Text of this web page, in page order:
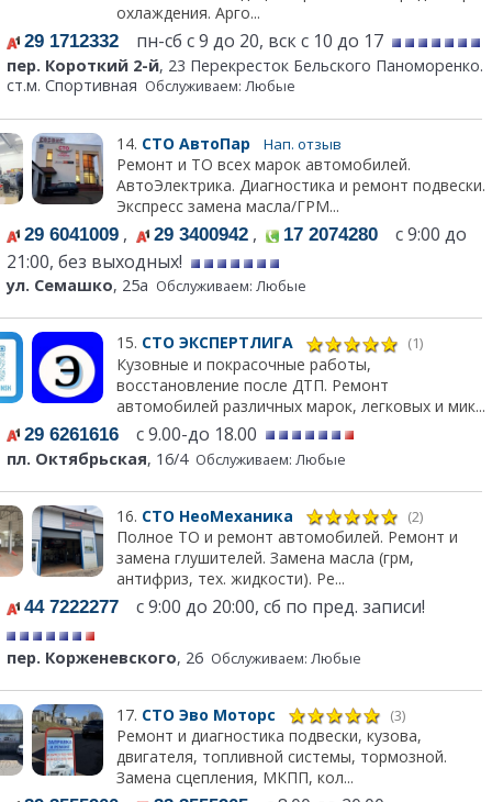
охлаждения. Арго...
29 1712332 пн-сб с 9 до 20, вск с 10 до 17
пер. Короткий 2-й, 23 Перекресток Бельского Паноморенко.
ст.м. Спортивная Обслуживаем: Любые
14. СТО АвтоПар Нап. отзыв
Ремонт и ТО всех марок автомобилей.
АвтоЭлектрика. Диагностика и ремонт подвески.
Экспресс замена масла/ГРМ...
29 6041009 , 29 3400942 , 17 2074280 с 9:00 до
21:00, без выходных!
ул. Семашко, 25а Обслуживаем: Любые
15. СТО ЭКСПЕРТЛИГА (1)
Кузовные и покрасочные работы,
восстановление после ДТП. Ремонт
автомобилей различных марок, легковых и мик...
29 6261616 с 9.00-до 18.00
пл. Октябрьская, 16/4 Обслуживаем: Любые
16. СТО НеоМеханика (2)
Полное ТО и ремонт автомобилей. Ремонт и
замена глушителей. Замена масла (грм,
антифриз, тех. жидкости). Ре...
44 7222277 с 9:00 до 20:00, сб по пред. записи!
пер. Корженевского, 26 Обслуживаем: Любые
17. СТО Эво Моторс (3)
Ремонт и диагностика подвески, кузова,
двигателя, топливной системы, тормозной.
Замена сцепления, МКПП, кол...